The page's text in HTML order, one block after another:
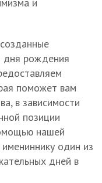
дня рождения
поможет вам
в зависимости
позиции
нашей
один из
дней в